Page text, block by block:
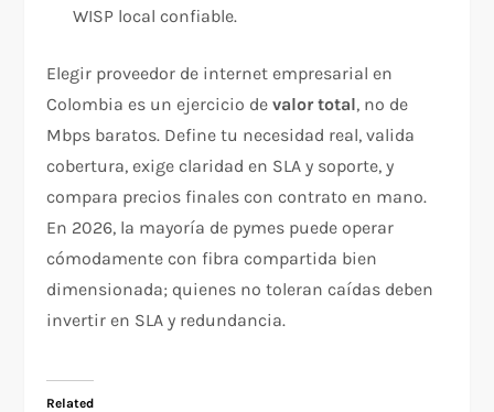
WISP local confiable.
Elegir proveedor de internet empresarial en
Colombia es un ejercicio devalor total, no de
Mbps baratos. Define tu necesidad real, valida
cobertura, exige claridad en SLA y soporte, y
compara precios finales con contrato en mano.
En 2026, la mayoría de pymes puede operar
cómodamente con fibra compartida bien
dimensionada; quienes no toleran caídas deben
invertir en SLA y redundancia.
Related